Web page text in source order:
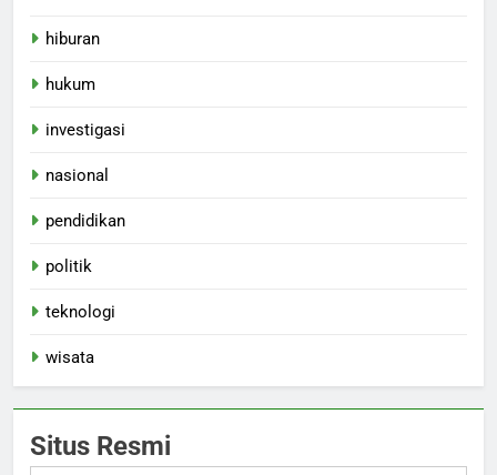
hiburan
hukum
investigasi
nasional
pendidikan
politik
teknologi
wisata
Situs Resmi